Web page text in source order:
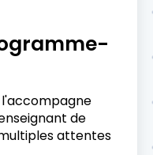
l'accompagne
de
attentes